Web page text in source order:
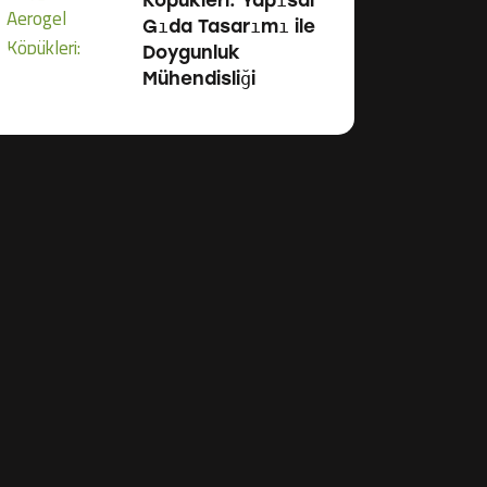
Gıda Tasarımı ile
Doygunluk
Mühendisliği